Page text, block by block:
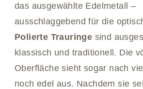
das ausgewählte Edelmetall –
ausschlaggebend für die
Polierte Trauringe sind
klassisch und traditionell. Die
Oberfläche sieht sogar nach
noch edel aus. Nachdem sie